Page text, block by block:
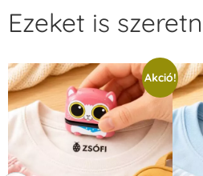
Ezeket is
Akció!